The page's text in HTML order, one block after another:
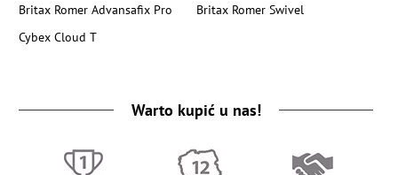
Britax Romer Advansafix Pro
Britax Romer Swivel
Cybex Cloud T
Warto kupić u nas!